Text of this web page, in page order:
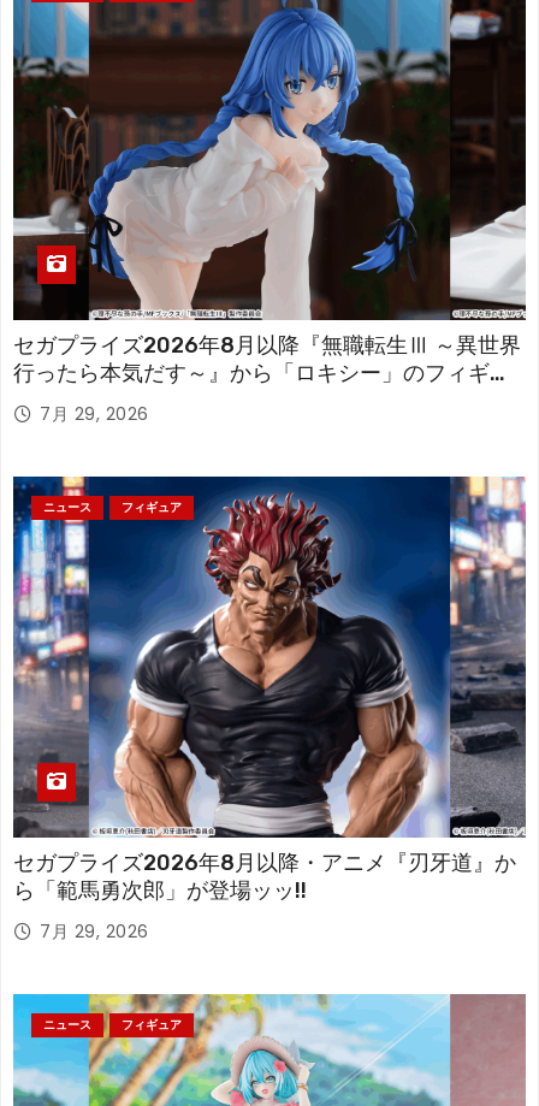
セガプライズ2026年8月以降『無職転生Ⅲ ～異世界
行ったら本気だす～』から「ロキシー」のフィギュ
アが登場！
7月 29, 2026
ニュース フィギュア
セガプライズ2026年8月以降・アニメ『刃牙道』か
ら「範馬勇次郎」が登場ッッ!!
7月 29, 2026
ニュース フィギュア